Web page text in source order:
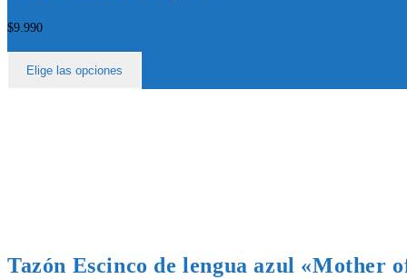
$9.990
Elige las opciones
Tazón Escinco de lengua azul «Mother